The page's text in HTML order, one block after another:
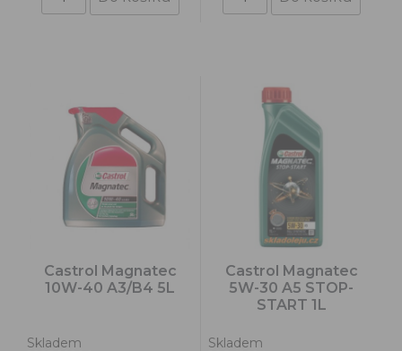
Castrol Magnatec
10W-40 A3/B4 5L
Skladem
Castrol Magnatec
5W-30 A5 STOP-
START 1L
Skladem